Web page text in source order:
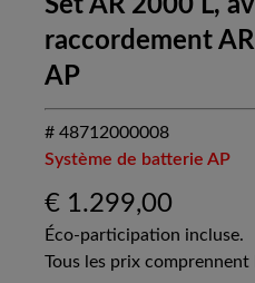
Set AR 2000 L,
raccordement
AP
# 48712000008
Système de batterie AP
€ 1.299,00
Éco-participation incluse.
Tous les prix comprennent